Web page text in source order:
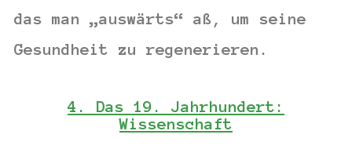
das man „auswärts“ aß, um seine
Gesundheit zu regenerieren.
4. Das 19. Jahrhundert:
Wissenschaft